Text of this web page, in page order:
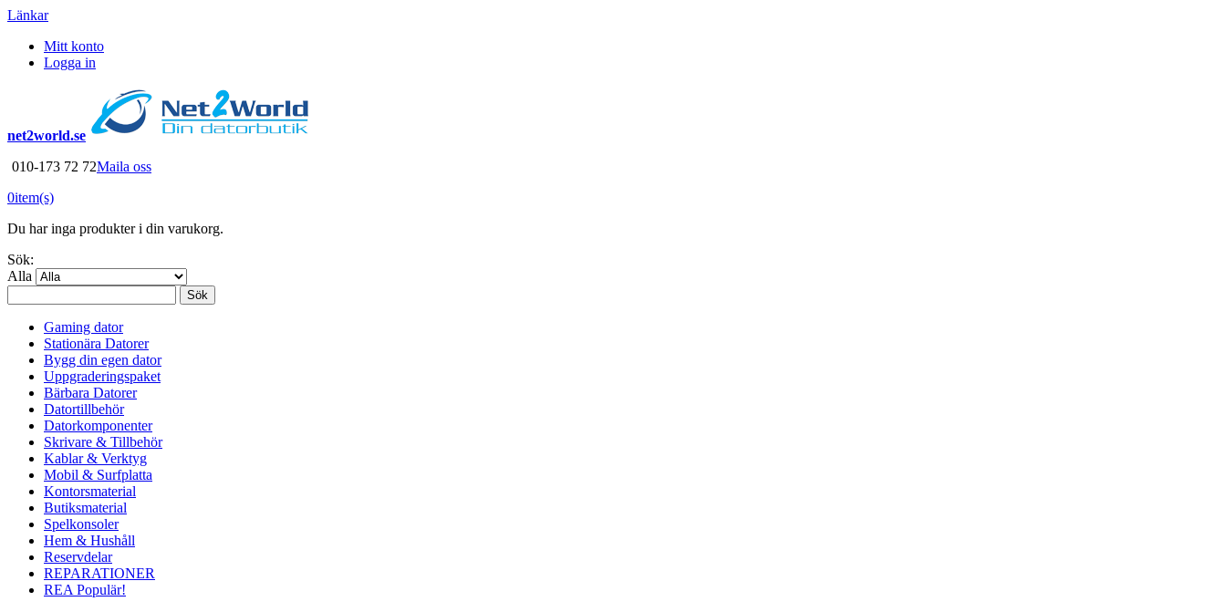
Länkar
Mitt konto
Logga in
net2world.se
010-173 72 72Maila oss
0item(s)
Du har inga produkter i din varukorg.
Sök:
Alla
Sök
Gaming dator
Stationära Datorer
Bygg din egen dator
Uppgraderingspaket
Bärbara Datorer
Datortillbehör
Datorkomponenter
Skrivare & Tillbehör
Kablar & Verktyg
Mobil & Surfplatta
Kontorsmaterial
Butiksmaterial
Spelkonsoler
Hem & Hushåll
Reservdelar
REPARATIONER
REA Populär!